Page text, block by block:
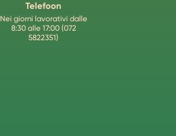
Telefoon
Nei giorni lavorativi dalle
8:30 alle 17:00 (072
5822351)